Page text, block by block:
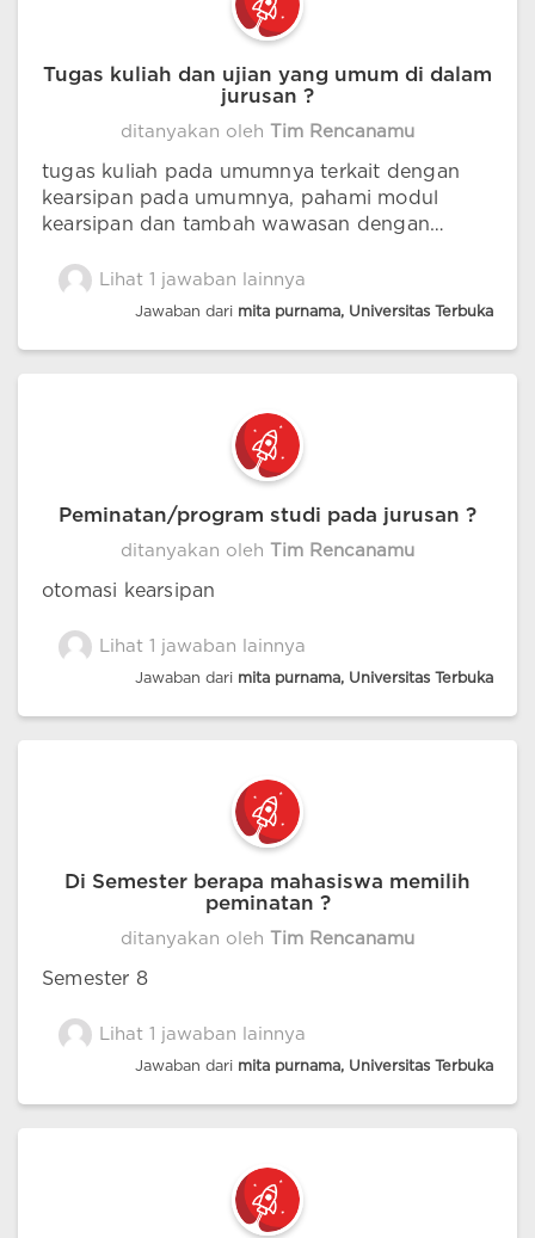
Tugas kuliah dan ujian yang umum di dalam
jurusan ?
ditanyakan oleh Tim Rencanamu
tugas kuliah pada umumnya terkait dengan
kearsipan pada umumnya, pahami modul
kearsipan dan tambah wawasan dengan
Lihat 1 jawaban lainnya
Jawaban dari mita purnama, Universitas Terbuka
Peminatan/program studi pada jurusan ?
ditanyakan oleh Tim Rencanamu
otomasi kearsipan
Lihat 1 jawaban lainnya
Jawaban dari mita purnama, Universitas Terbuka
Di Semester berapa mahasiswa memilih
peminatan ?
ditanyakan oleh Tim Rencanamu
Semester 8
Lihat 1 jawaban lainnya
Jawaban dari mita purnama, Universitas Terbuka